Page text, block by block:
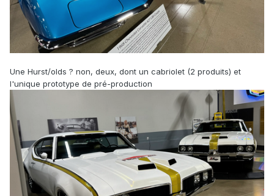
Une Hurst/olds ? non, deux, dont un cabriolet (2 produits) et
l'unique prototype de pré-production